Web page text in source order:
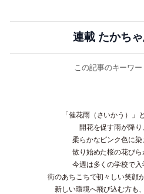
連載 たかち
この記事のキーワー
「催花雨（さいかう）」
開花を促す雨が降
柔らかなピンク色に染
散り始めた桜の花びら
今週は多くの学校で入
街のあちこちで初々しい笑顔
新しい環境へ飛び込む方も